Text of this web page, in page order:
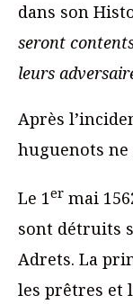
dans son
seront
leurs
Après
huguenots
Le 1er mai
sont détruits
Adrets. La
les prêtres et